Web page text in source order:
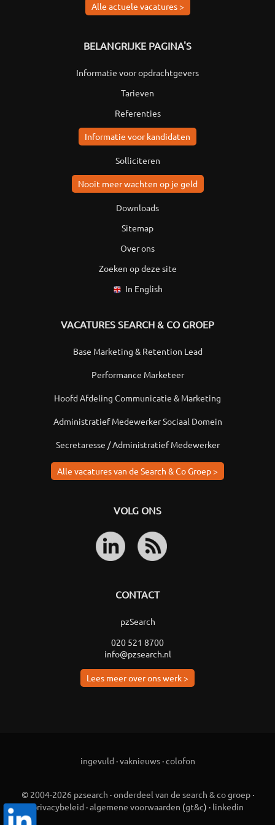
Alle actuele vacatures >
BELANGRIJKE PAGINA'S
Informatie voor opdrachtgevers
Tarieven
Referenties
Informatie voor kandidaten
Solliciteren
Nooit meer wachten op je geld
Downloads
Sitemap
Over ons
Zoeken op deze site
In English
VACATURES SEARCH & CO GROEP
Base Marketing & Retention Lead
Performance Marketeer
Hoofd Afdeling Communicatie & Marketing
Administratief Medewerker Sociaal Domein
Secretaresse / Administratief Medewerker
Alle vacatures van de Search & Co Groep >
VOLG ONS
CONTACT
pzSearch
020 521 8700
info@pzsearch.nl
Lees meer over ons werk >
ingevuld ·vaknieuws·colofon
© 2004-2026 pzsearch ·onderdeel van de search & co groep·
privacybeleid ·algemene voorwaarden (gt&c) · linkedin